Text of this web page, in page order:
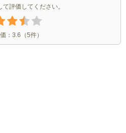
評価してください。
： 3.6 （5件）